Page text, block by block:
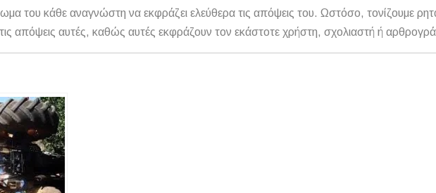
του κάθε αναγνώστη να εκφράζει ελεύθερα τις απόψεις του. Ωστόσο, τονίζουμε
τις απόψεις αυτές, καθώς αυτές εκφράζουν τον εκάστοτε χρήστη, σχολιαστή ή